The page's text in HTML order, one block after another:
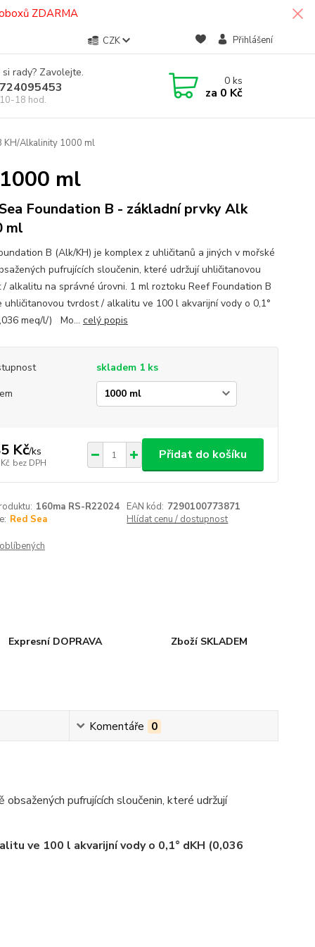
ZDARMA
CZK Přihlášení
rady? Zavolejte.
18 hod.
0ks
za 0 Kč
KH/Alkalinity 1000 ml
ml
Foundation B - základní prvky Alk
ml
B (Alk/KH) je komplex z uhličitanů a jiných v mořské
pufrujících sloučenin, které udržují uhličitanovou
alkalitu na správné úrovni. 1 ml roztoku Reef Foundation B
uhličitanovou tvrdost / alkalitu ve 100 l akvarijní vody o 0,1°
meq/l/) Mo... celý popis
skladem 1 ks
Kč/ks
bez DPH
Přidat do košíku
160ma RS-R22024 EAN kód: 7290100773871
Red Sea Hlídat cenu / dostupnost
Expresní DOPRAVA Zboží SKLADEM
Komentáře 0
pufrujících sloučenin, které udržují
ve 100 l akvarijní vody o 0,1° dKH (0,036